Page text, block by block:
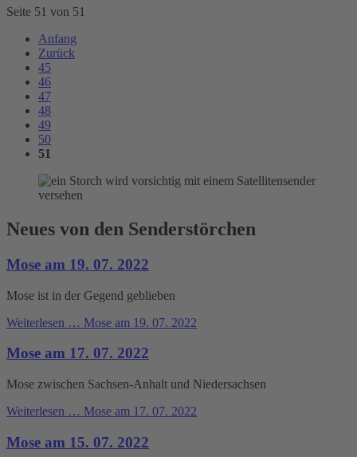
Seite 51 von 51
Anfang
Zurück
45
46
47
48
49
50
51
Neues von den Senderstörchen
Mose am 19. 07. 2022
Mose ist in der Gegend geblieben
Weiterlesen … Mose am 19. 07. 2022
Mose am 17. 07. 2022
Mose zwischen Sachsen-Anhalt und Niedersachsen
Weiterlesen … Mose am 17. 07. 2022
Mose am 15. 07. 2022